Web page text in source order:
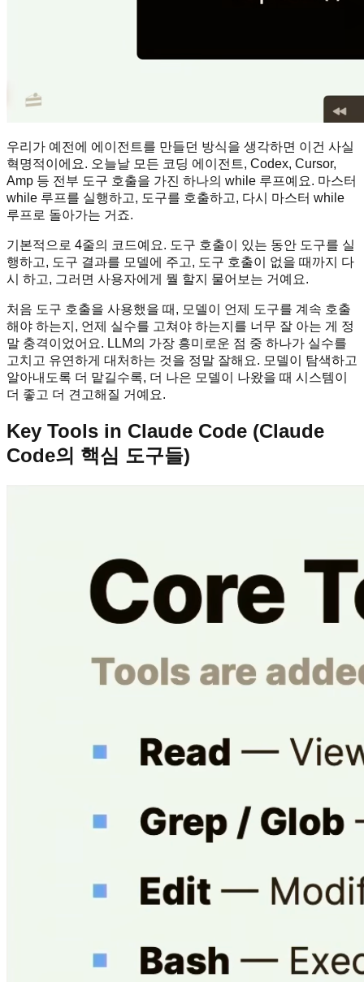
우리가 예전에 에이전트를 만들던 방식을 생각하면 이건 사실
혁명적이에요. 오늘날 모든 코딩 에이전트, Codex, Cursor,
Amp 등 전부 도구 호출을 가진 하나의 while 루프예요. 마스터
while 루프를 실행하고, 도구를 호출하고, 다시 마스터 while
루프로 돌아가는 거죠.
기본적으로 4줄의 코드예요. 도구 호출이 있는 동안 도구를 실
행하고, 도구 결과를 모델에 주고, 도구 호출이 없을 때까지 다
시 하고, 그러면 사용자에게 뭘 할지 물어보는 거예요.
처음 도구 호출을 사용했을 때, 모델이 언제 도구를 계속 호출
해야 하는지, 언제 실수를 고쳐야 하는지를 너무 잘 아는 게 정
말 충격이었어요. LLM의 가장 흥미로운 점 중 하나가 실수를
고치고 유연하게 대처하는 것을 정말 잘해요. 모델이 탐색하고
알아내도록 더 맡길수록, 더 나은 모델이 나왔을 때 시스템이
더 좋고 더 견고해질 거예요.
Key Tools in Claude Code (Claude
Code의 핵심 도구들)